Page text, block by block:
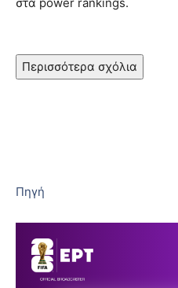
Περισσότερα σχόλια
Πηγή